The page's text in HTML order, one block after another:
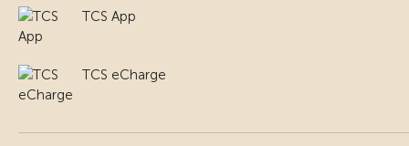
TCS App
TCS eCharge